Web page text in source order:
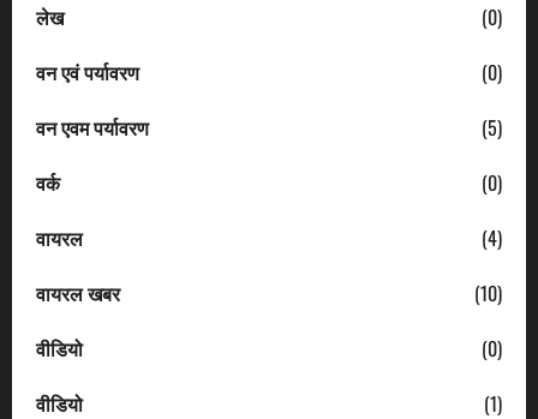
लेख
(0)
वन एवं पर्यावरण
(0)
वन एवम पर्यावरण
(5)
वर्क
(0)
वायरल
(4)
वायरल खबर
(10)
वीडियो
(0)
वीडियो
(1)